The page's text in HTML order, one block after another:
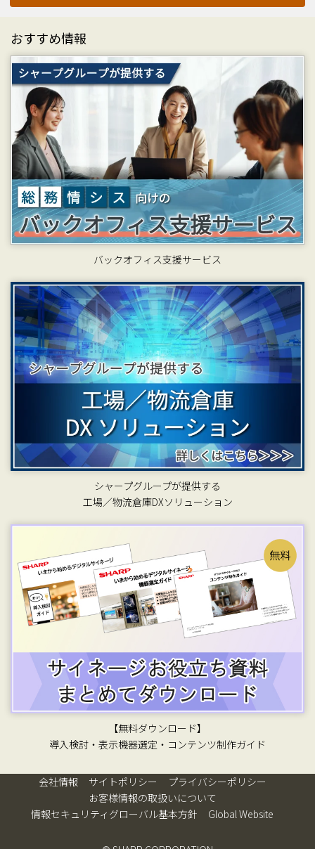
おすすめ情報
バックオフィス支援サービス
シャープグループが提供する
工場／物流倉庫DXソリューション
【無料ダウンロード】
導入検討・表示機器選定・コンテンツ制作ガイド
会社情報 サイトポリシー
プライバシーポリシー
お客様情報の取扱いについて
情報セキュリティグローバル基本方針
Global Website